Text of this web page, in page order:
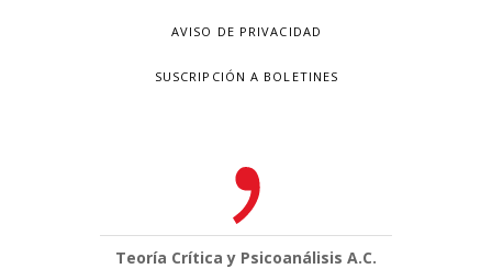
AVISO DE PRIVACIDAD
SUSCRIPCIÓN A BOLETINES
Teoría Crítica y Psicoanálisis A.C.